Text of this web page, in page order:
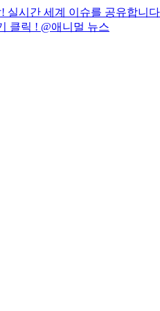
실시간 세계 이슈를 공유합니
클릭 ! @애니멀 뉴스